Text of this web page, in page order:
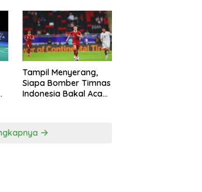
Tampil Menyerang,
Siapa Bomber Timnas
Indonesia Bakal Acak-